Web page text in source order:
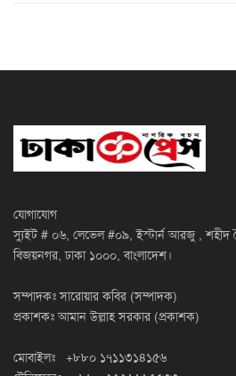
যোগাযোগ
স্যুইট # ০৬, লেভেল #০৯, ইস্টার্ন আরজু ,
বিজয়নগর, ঢাকা ১০০০, বাংলাদেশ।
সম্পাদকঃ সারোয়ার কবির (সম্পাদক)
প্রকাশকঃ আমান উল্লাহ সরকার (প্রকাশক)
মোবাইলঃ +৮৮০ ১৭১১৩১৪১৫৬